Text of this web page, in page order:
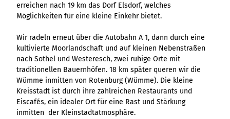
erreichen nach 19 km das Dorf Elsdorf, welches
Möglichkeiten für eine kleine Einkehr bietet.
Wir radeln erneut über die Autobahn A 1, dann durch eine
kultivierte Moorlandschaft und auf kleinen Nebenstraßen
nach Sothel und Westeresch, zwei ruhige Orte mit
traditionellen Bauernhöfen. 18 km später queren wir die
Wümme inmitten von Rotenburg (Wümme). Die kleine
Kreisstadt ist durch ihre zahlreichen Restaurants und
Eiscafés, ein idealer Ort für eine Rast und Stärkung
inmitten der Kleinstadtatmosphäre.